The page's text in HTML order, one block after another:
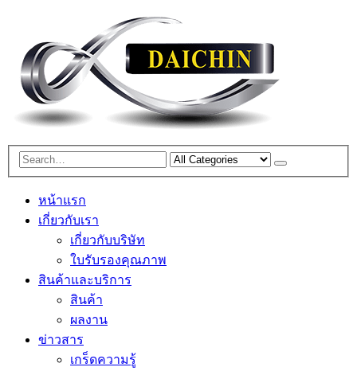
หน้าแรก
เกี่ยวกับเรา
เกี่ยวกับบริษัท
ใบรับรองคุณภาพ
สินค้าและบริการ
สินค้า
ผลงาน
ข่าวสาร
เกร็ดความรู้